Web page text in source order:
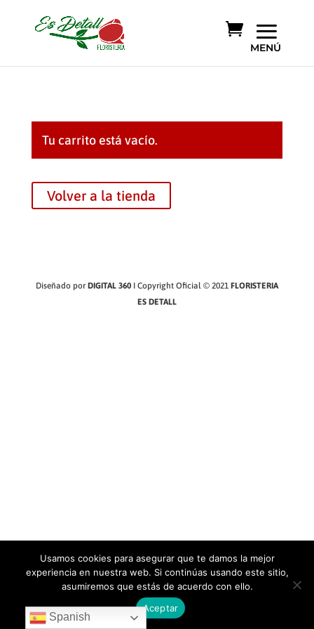
Tu carrito está vacío.
Volver a la tienda
Diseñado por DIGITAL 360 I Copyright Oficial © 2021 FLORISTERIA
ES DETALL
Spanish
Usamos cookies para asegurar que te damos la mejor
experiencia en nuestra web. Si continúas usando este sitio,
asumiremos que estás de acuerdo con ello.
Aceptar